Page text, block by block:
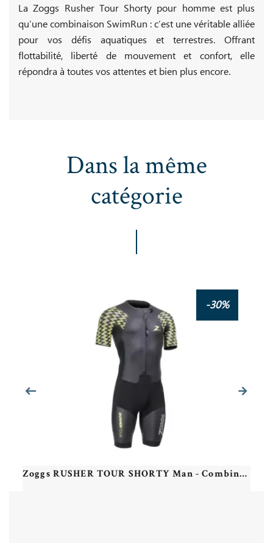
La Zoggs Rusher Tour Shorty pour homme est plus
qu’une combinaison SwimRun : c’est une véritable alliée
pour vos défis aquatiques et terrestres. Offrant
flottabilité, liberté de mouvement et confort, elle
répondra à toutes vos attentes et bien plus encore.
Dans la même
catégorie
-30%
Zoggs RUSHER TOUR SHORTY Man - Combinaison Swimrun Homme